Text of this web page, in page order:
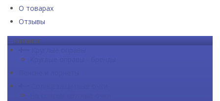
О товарах
Отзывы
Каталог